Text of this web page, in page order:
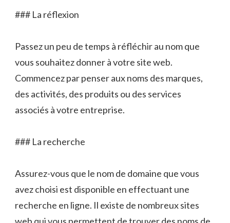
### La réflexion
Passez un peu de temps à réfléchir au nom que
vous souhaitez donner à votre site web.
Commencez par penser aux noms des marques,
des activités, des produits ou des services
associés à votre entreprise.
### La recherche
Assurez-vous que le nom de domaine que vous
avez choisi est disponible en effectuant une
recherche en ligne. Il existe de nombreux sites